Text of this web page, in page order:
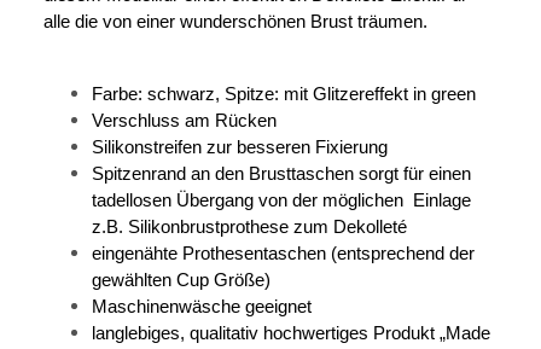
alle die von einer wunderschönen Brust träumen.
Farbe: schwarz, Spitze: mit Glitzereffekt in green
Verschluss am Rücken
Silikonstreifen zur besseren Fixierung
Spitzenrand an den Brusttaschen sorgt für einen
tadellosen Übergang von der möglichen
Einlage
z.B. Silikonbrustprothese zum Dekolleté
eingenähte Prothesentaschen (entsprechend der
gewählten Cup Größe)
Maschinenwäsche geeignet
langlebiges, qualitativ hochwertiges Produkt „Made